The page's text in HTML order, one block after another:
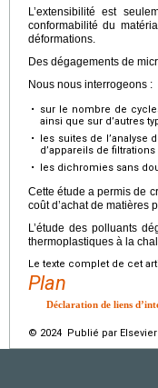
L’extensibilité est
conformabilité du
déformations.
Des dégagements de
Nous nous interrogeons :
•
sur le nombre de
ainsi que sur d’autres
•
les suites de l’analyse
d’appareils de
•
les dichromies sans
Cette étude a permis de
coût d’achat de matières
L’étude des polluants
thermoplastiques à la
Le texte complet de cet
Plan
Déclaration de liens
© 2024 Publié par Elsevier